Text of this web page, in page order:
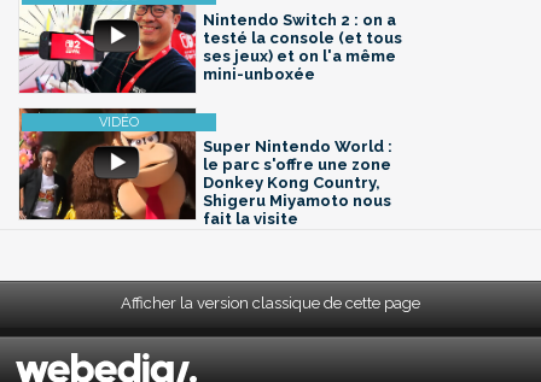
Nintendo Switch 2 : on a
testé la console (et tous
ses jeux) et on l'a même
mini-unboxée
Super Nintendo World :
le parc s'offre une zone
Donkey Kong Country,
Shigeru Miyamoto nous
fait la visite
Afficher la version classique de cette page